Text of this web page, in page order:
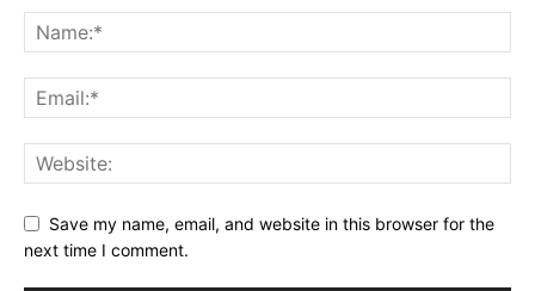
Save my name, email, and website in this browser for the
next time I comment.